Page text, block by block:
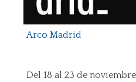
Arco Madrid
Del 18 al 23 de noviembre